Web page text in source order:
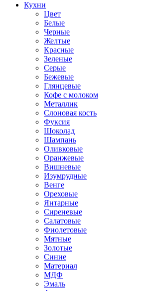
Кухни
Цвет
Белые
Черные
Желтые
Красные
Зеленые
Серые
Бежевые
Глянцевые
Кофе с молоком
Металлик
Слоновая кость
Фуксия
Шоколад
Шампань
Оливковые
Оранжевые
Вишневые
Изумрудные
Венге
Ореховые
Янтарные
Сиреневые
Салатовые
Фиолетовые
Мятные
Золотые
Синие
Материал
МДФ
Эмаль